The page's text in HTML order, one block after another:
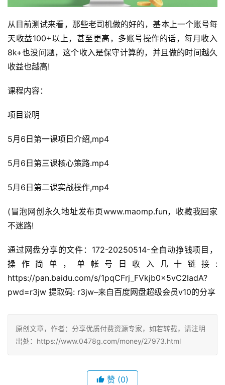
从目前测试来看，那些老司机做的好的，基本上一个账号每
天收益100+以上，甚至更高，多账号操作的话，每月收入
8k+也没问题，这个收入是保守计算的，并且做的时间越久
收益也越高!
课程内容：
项目说明
5月6日第一课项日介绍,mp4
5月6日第三课核心策路.mp4
5月6日第二课实战操作,mp4
(冒泡网创永久地址发布页www.maomp.fun，收藏我回家
不迷路!
通过网盘分享的文件：172-20250514-全自动挣钱项目，
操作简单，单帐号日收入几十链接:
https://pan.baidu.com/s/1pqCFrj_FVkjb0x5vC2ladA?
pwd=r3jw 提取码: r3jw–来自百度网盘超级会员v10的分享
原创文章，作者：分享优质付费资源专家，如若转载，请注明
出处：https://www.0478g.com/money/27973.html
赞 (0)